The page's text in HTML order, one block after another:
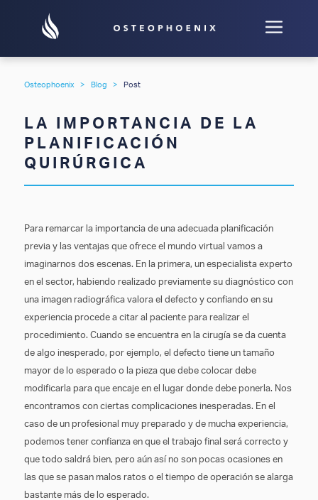
Osteophoenix > Blog > Post
LA IMPORTANCIA DE LA
PLANIFICACIÓN
QUIRÚRGICA
Para remarcar la importancia de una adecuada planificación
previa y las ventajas que ofrece el mundo virtual vamos a
imaginarnos dos escenas. En la primera, un especialista experto
en el sector, habiendo realizado previamente su diagnóstico con
una imagen radiográfica valora el defecto y confiando en su
experiencia procede a citar al paciente para realizar el
procedimiento. Cuando se encuentra en la cirugía se da cuenta
de algo inesperado, por ejemplo, el defecto tiene un tamaño
mayor de lo esperado o la pieza que debe colocar debe
modificarla para que encaje en el lugar donde debe ponerla. Nos
encontramos con ciertas complicaciones inesperadas. En el
caso de un profesional muy preparado y de mucha experiencia,
podemos tener confianza en que el trabajo final será correcto y
que todo saldrá bien, pero aún así no son pocas ocasiones en
las que se pasan malos ratos o el tiempo de operación se alarga
bastante más de lo esperado.